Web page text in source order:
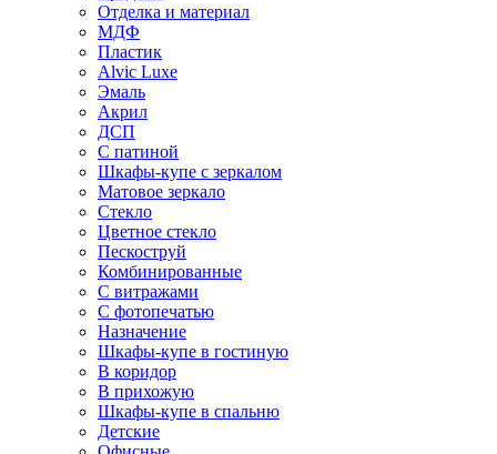
Отделка и материал
МДФ
Пластик
Alvic Luxe
Эмаль
Акрил
ДСП
С патиной
Шкафы-купе с зеркалом
Матовое зеркало
Стекло
Цветное стекло
Пескоструй
Комбинированные
С витражами
С фотопечатью
Назначение
Шкафы-купе в гостиную
В коридор
В прихожую
Шкафы-купе в спальню
Детские